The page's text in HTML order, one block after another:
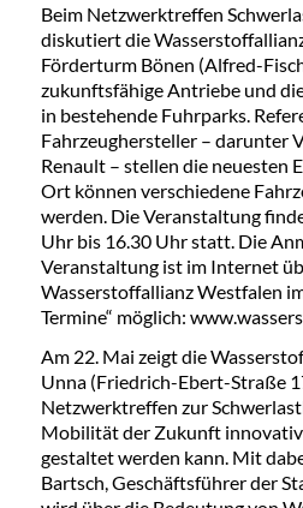
Beim Netzwerktreffen
diskutiert die
Förderturm Bönen (Alfred-
zukunftsfähige Antriebe und
in bestehende Fuhrparks.
Fahrzeughersteller – darunter
Renault – stellen die neuesten
Ort können verschiedene
werden. Die Veranstaltung
Uhr bis 16.30 Uhr statt. Die
Veranstaltung ist im Internet
Wasserstoffallianz Westfalen
Termine“ möglich:
Am 22. Mai zeigt die
Unna (Friedrich-Ebert-Straße
Netzwerktreffen zur
Mobilität der Zukunft
gestaltet werden kann. Mit
Bartsch, Geschäftsführer der